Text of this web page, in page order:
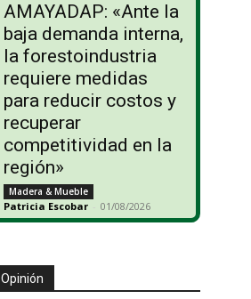
AMAYADAP: «Ante la
baja demanda interna,
la forestoindustria
requiere medidas
para reducir costos y
recuperar
competitividad en la
región»
Madera & Mueble
Patricia Escobar - 01/08/2026
Opinión